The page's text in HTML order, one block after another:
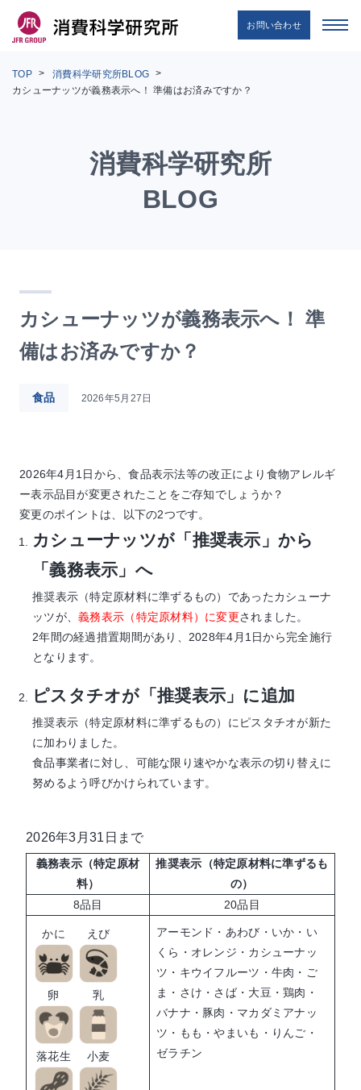
お問い合わせ
TOP
消費科学研究所BLOG
カシューナッツが義務表示へ！ 準備はお済みですか？
消費科学研究所
BLOG
カシューナッツが義務表示へ！ 準
備はお済みですか？
食品 2026年5月27日
2026年4月1日から、食品表示法等の改正により食物アレルギ
ー表示品目が変更されたことをご存知でしょうか？
変更のポイントは、以下の2つです。
カシューナッツが「推奨表示」から
「義務表示」へ
推奨表示（特定原材料に準ずるもの）であったカシューナ
ッツが、義務表示（特定原材料）に変更されました。
2年間の経過措置期間があり、2028年4月1日から完全施行
となります。
ピスタチオが「推奨表示」に追加
推奨表示（特定原材料に準ずるもの）にピスタチオが新た
に加わりました。
食品事業者に対し、可能な限り速やかな表示の切り替えに
努めるよう呼びかけられています。
2026年3月31日まで
義務表示（特定原材
料）
推奨表示（特定原材料に準ずるも
の）
8品目
20品目
かに えび
卵 乳
落花生 小麦
アーモンド・あわび・いか・い
くら・オレンジ・カシューナッ
ツ・キウイフルーツ・牛肉・ご
ま・さけ・さば・大豆・鶏肉・
バナナ・豚肉・マカダミアナッ
ツ・もも・やまいも・りんご・
ゼラチン